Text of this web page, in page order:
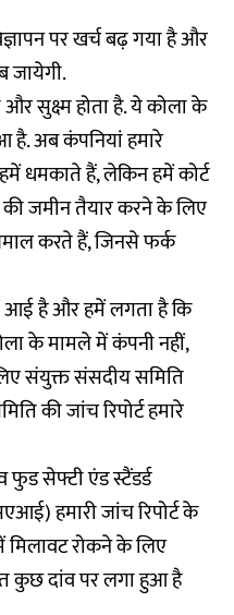
पर खर्च बढ़ गया है और
जायेगी.
सुक्ष्म होता है. ये कोला के
है. अब कंपनियां हमारे
धमकाते हैं, लेकिन हमें कोर्ट
जमीन तैयार करने के लिए
करते हैं, जिनसे फर्क
आई है और हमें लगता है कि
के मामले में कंपनी नहीं,
संयुक्त संसदीय समिति
की जांच रिपोर्ट हमारे
सेफ्टी एंड स्टैंडर्ड
हमारी जांच रिपोर्ट के
मिलावट रोकने के लिए
कुछ दांव पर लगा हुआ है